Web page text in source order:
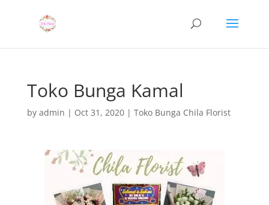
Toko Bunga Kamal
by admin | Oct 31, 2020| Toko Bunga Chila Florist